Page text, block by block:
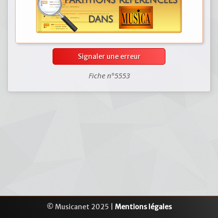
Signaler une erreur
Fiche n°5553
© Musicanet 2025 | Mentions légales